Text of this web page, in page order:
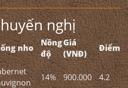
nghị
nho
Nồng
độ
Giá
(VNĐ)
Điểm
14% 900.000 4.2